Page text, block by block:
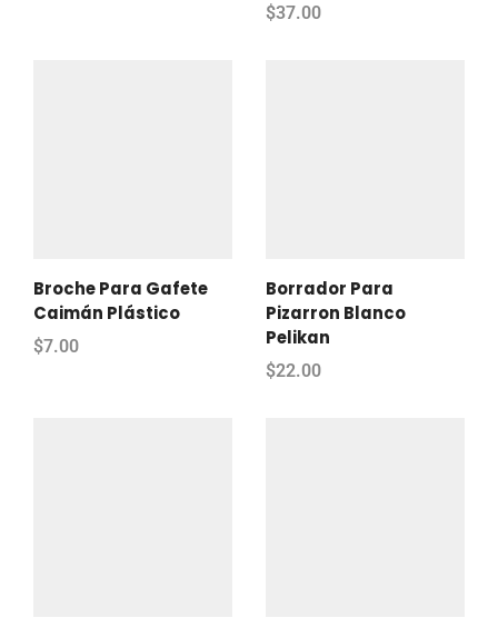
$37.00
Broche Para Gafete
Caimán Plástico
$7.00
Borrador Para
Pizarron Blanco
Pelikan
$22.00